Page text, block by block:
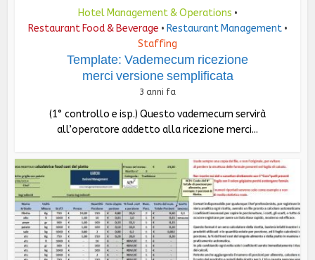
Hotel Management & Operations •
Restaurant Food & Beverage • Restaurant Management •
Staffing
Template: Vademecum ricezione
merci versione semplificata
3 anni fa
(1° controllo e isp.) Questo vademecum servirà
all’operatore addetto alla ricezione merci...